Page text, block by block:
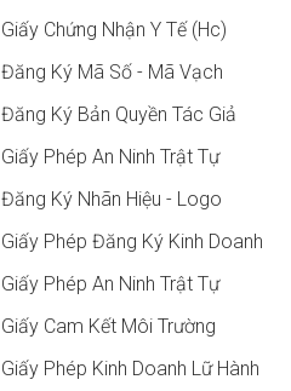
Giấy Chứng Nhận Y Tế (hc)
Đăng Ký Mã Số - Mã Vạch
Đăng Ký Bản Quyền Tác Giả
Giấy Phép An Ninh Trật Tự
Đăng Ký Nhãn Hiệu - Logo
Giấy Phép Đăng Ký Kinh Doanh
Giấy Phép An Ninh Trật Tự
Giấy Cam Kết Môi Trường
Giấy Phép Kinh Doanh Lữ Hành